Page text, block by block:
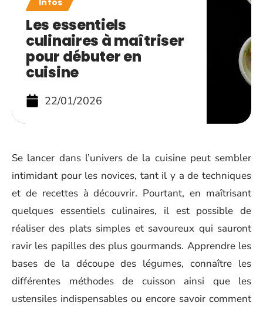
Infos
Les essentiels
culinaires à maîtriser
pour débuter en
cuisine
22/01/2026
Se lancer dans l’univers de la cuisine peut sembler
intimidant pour les novices, tant il y a de techniques
et de recettes à découvrir. Pourtant, en maîtrisant
quelques essentiels culinaires, il est possible de
réaliser des plats simples et savoureux qui sauront
ravir les papilles des plus gourmands. Apprendre les
bases de la découpe des légumes, connaître les
différentes méthodes de cuisson ainsi que les
ustensiles indispensables ou encore savoir comment